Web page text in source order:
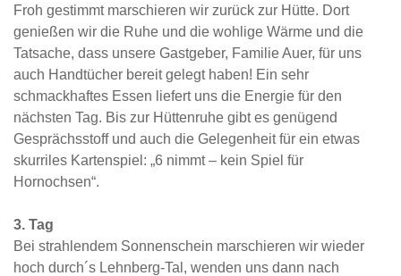
Froh gestimmt marschieren wir zurück zur Hütte. Dort
genießen wir die Ruhe und die wohlige Wärme und die
Tatsache, dass unsere Gastgeber, Familie Auer, für uns
auch Handtücher bereit gelegt haben! Ein sehr
schmackhaftes Essen liefert uns die Energie für den
nächsten Tag. Bis zur Hüttenruhe gibt es genügend
Gesprächsstoff und auch die Gelegenheit für ein etwas
skurriles Kartenspiel: „6 nimmt – kein Spiel für
Hornochsen“.
3. Tag
Bei strahlendem Sonnenschein marschieren wir wieder
hoch durch´s Lehnberg-Tal, wenden uns dann nach